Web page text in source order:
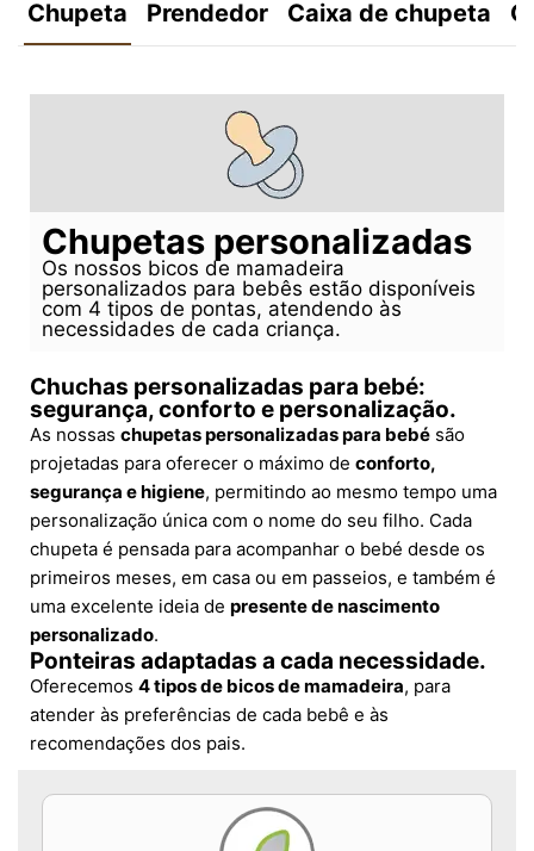
Chupeta Prendedor Caixa de chupeta
Chupetas personalizadas
Os nossos bicos de mamadeira
personalizados para bebês estão disponíveis
com 4 tipos de pontas, atendendo às
necessidades de cada criança.
Chuchas personalizadas para bebé:
segurança, conforto e personalização.
As nossas chupetas personalizadas para bebé são
projetadas para oferecer o máximo de conforto,
segurança e higiene, permitindo ao mesmo tempo uma
personalização única com o nome do seu filho. Cada
chupeta é pensada para acompanhar o bebé desde os
primeiros meses, em casa ou em passeios, e também é
uma excelente ideia de presente de nascimento
personalizado.
Ponteiras adaptadas a cada necessidade.
Oferecemos 4 tipos de bicos de mamadeira, para
atender às preferências de cada bebê e às
recomendações dos pais.